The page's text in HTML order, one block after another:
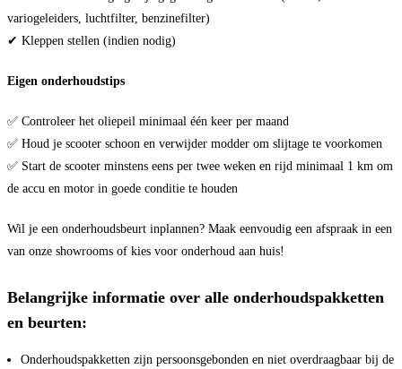
variogeleiders, luchtfilter, benzinefilter)
✔ Kleppen stellen (indien nodig)
Eigen onderhoudstips
✅ Controleer het oliepeil minimaal één keer per maand
✅ Houd je scooter schoon en verwijder modder om slijtage te voorkomen
✅ Start de scooter minstens eens per twee weken en rijd minimaal 1 km om
de accu en motor in goede conditie te houden
Wil je een onderhoudsbeurt inplannen? Maak eenvoudig een afspraak in een
van onze showrooms of kies voor onderhoud aan huis!
Belangrijke informatie over alle onderhoudspakketten
en beurten:
Onderhoudspakketten zijn persoonsgebonden en niet overdraagbaar bij de